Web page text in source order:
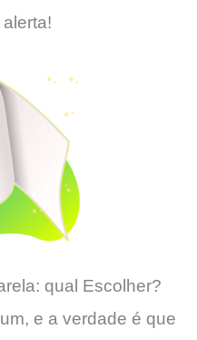
qual Escolher?
e a verdade é que